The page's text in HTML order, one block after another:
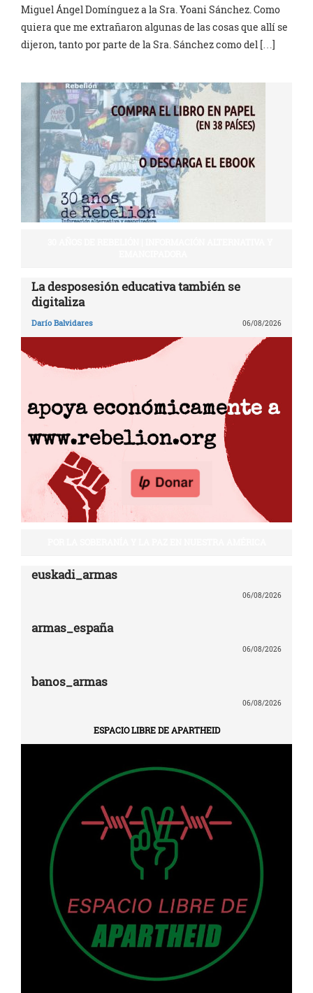
Miguel Ángel Domínguez a la Sra. Yoani Sánchez. Como
quiera que me extrañaron algunas de las cosas que allí se
dijeron, tanto por parte de la Sra. Sánchez como del […]
La desposesión educativa también se
digitaliza
Darío Balvidares 06/08/2026
euskadi_armas
06/08/2026
armas_españa
06/08/2026
banos_armas
06/08/2026
ESPACIO LIBRE DE APARTHEID